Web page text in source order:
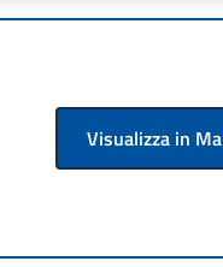
Visualizza in